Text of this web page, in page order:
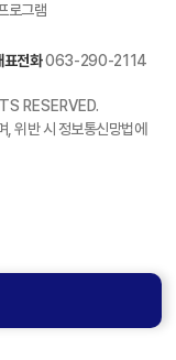
로그램
표전화063-290-2114
RESERVED.
, 위반 시 정보통신망법에